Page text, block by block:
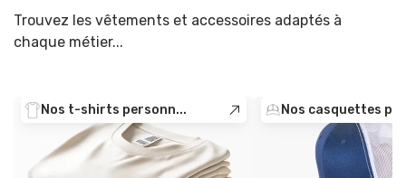
Trouvez les vêtements et accessoires adaptés à
chaque métier...
Nos t-shirts personn... Nos casquettes